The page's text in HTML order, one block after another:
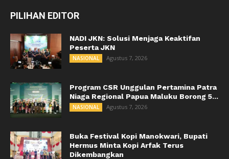
PILIHAN EDITOR
NADI JKN: Solusi Menjaga Keaktifan
Peserta JKN
NASIONAL Agustus 7, 2026
Program CSR Unggulan Pertamina Patra
Niaga Regional Papua Maluku Borong 5...
NASIONAL Agustus 7, 2026
Buka Festival Kopi Manokwari, Bupati
Hermus Minta Kopi Arfak Terus
Dikembangkan